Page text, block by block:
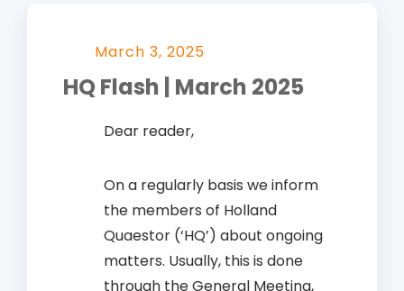
March 3, 2025
HQ Flash | March 2025
Dear reader,
On a regularly basis we inform
the members of Holland
Quaestor (‘HQ’) about ongoing
matters. Usually, this is done
through the General Meeting,